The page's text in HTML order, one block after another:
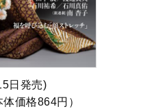
日発売)
価格864円）